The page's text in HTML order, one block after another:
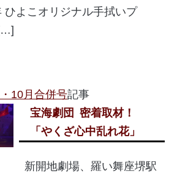
ひよこオリジナル手拭いプ
10月合併号記事
宝海劇団
密着取材！
「やくざ心中乱れ花」
新開地劇場、羅い舞座堺駅